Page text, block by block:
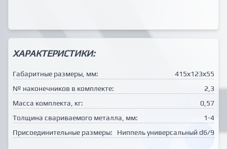
ХАРАКТЕРИСТИКИ:
Габаритные размеры, мм:
415х123х55
№ наконечников в комплекте:
2,3
Масса комплекта, кг:
0,57
Толщина свариваемого металла, мм:
1-4
Присоединительные размеры:
Ниппель универсальный d6/9